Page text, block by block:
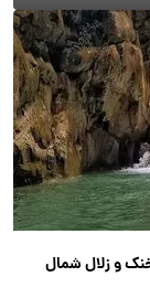
و زلال شمال